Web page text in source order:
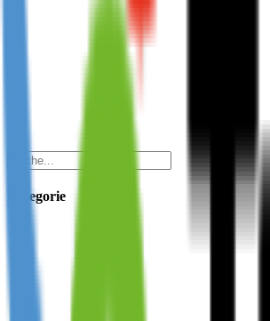
Kategorie